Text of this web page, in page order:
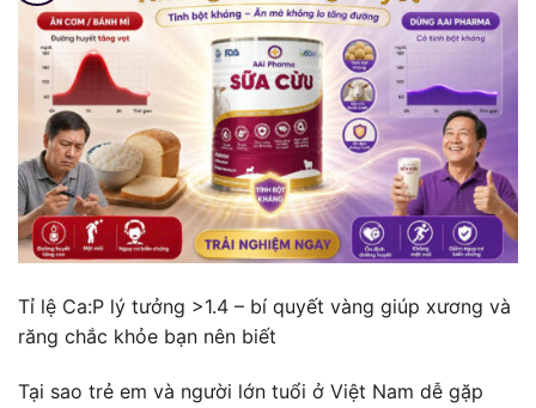
Tỉ lệ Ca:P lý tưởng >1.4 – bí quyết vàng giúp xương và
răng chắc khỏe bạn nên biết
Tại sao trẻ em và người lớn tuổi ở Việt Nam dễ gặp